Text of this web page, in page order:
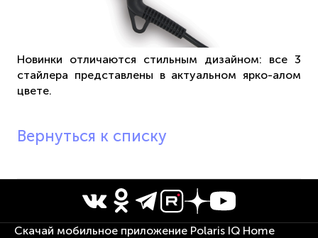
Новинки отличаются стильным дизайном: все 3
стайлера представлены в актуальном ярко-алом
цвете.
Вернуться к списку
Скачай мобильное приложение Polaris IQ Home